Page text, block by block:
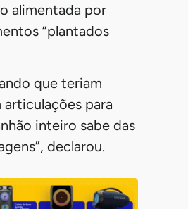
alimentada por
“plantados
que teriam
para
inteiro sabe das
declarou.